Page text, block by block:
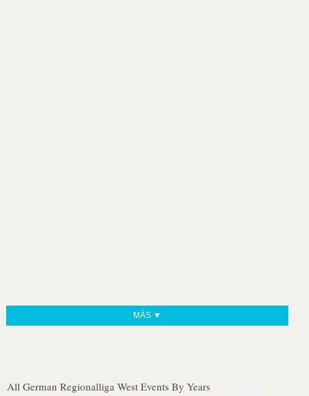
MÁS ▼
All German Regionalliga West Events By Years